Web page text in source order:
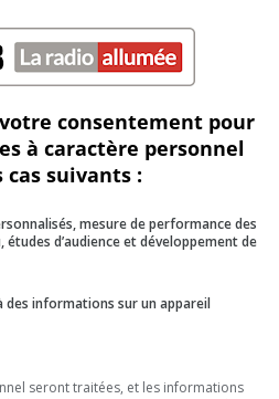
changer au cours des
de plus de 48 M$ cette
dernier.
il y a la construction d’un
SPA2.
espaces verts.
routier (17 M$ dont 2,9 M $ en
consentement pour
à caractère personnel
cas suivants :
mesure de performance des
d’audience et développement de
des informations sur un appareil
seront traitées, et les informations